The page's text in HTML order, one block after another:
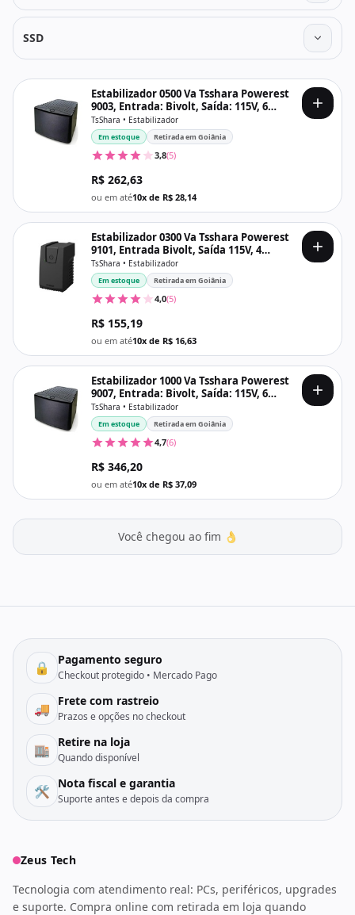
SSD
Estabilizador 0500 Va Tsshara Powerest
9003, Entrada: Bivolt, Saída: 115V, 6
Tomadas
TsShara • Estabilizador
Em estoque Retirada em Goiânia
3,8(5)
R$ 262,63
ou em até10x de R$ 28,14
Estabilizador 0300 Va Tsshara Powerest
9101, Entrada Bivolt, Saída 115V, 4
Tomadas
TsShara • Estabilizador
Em estoque Retirada em Goiânia
4,0(5)
R$ 155,19
ou em até10x de R$ 16,63
Estabilizador 1000 Va Tsshara Powerest
9007, Entrada: Bivolt, Saída: 115V, 6
Tomadas
TsShara • Estabilizador
Em estoque Retirada em Goiânia
4,7(6)
R$ 346,20
ou em até10x de R$ 37,09
Você chegou ao fim 👌
🔒 Pagamento seguro
Checkout protegido • Mercado Pago
🚚 Frete com rastreio
Prazos e opções no checkout
🏬 Retire na loja
Quando disponível
🛠️ Nota fiscal e garantia
Suporte antes e depois da compra
Zeus Tech
Tecnologia com atendimento real: PCs, periféricos, upgrades
e suporte. Compra online com retirada em loja quando